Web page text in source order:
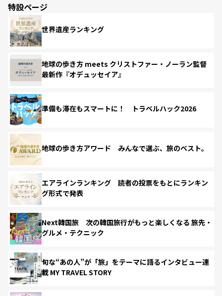
特設ページ
世界遺産ランキング
地球の歩き方 meets クリストファー・ノーラン監督
最新作『オデュッセイア』
準備も滞在もスマートに！ トラベルハック2026
地球の歩き方アワード みんなで選ぶ、旅のベスト。
エアラインランキング 読者の投票をもとにランキン
グ形式で発表
Next韓国旅 次の韓国旅行がもっと楽しくなる 旅先・
グルメ・テクニック
旬な“あの人”が「旅」をテーマに語るインタビュー連
載 MY TRAVEL STORY